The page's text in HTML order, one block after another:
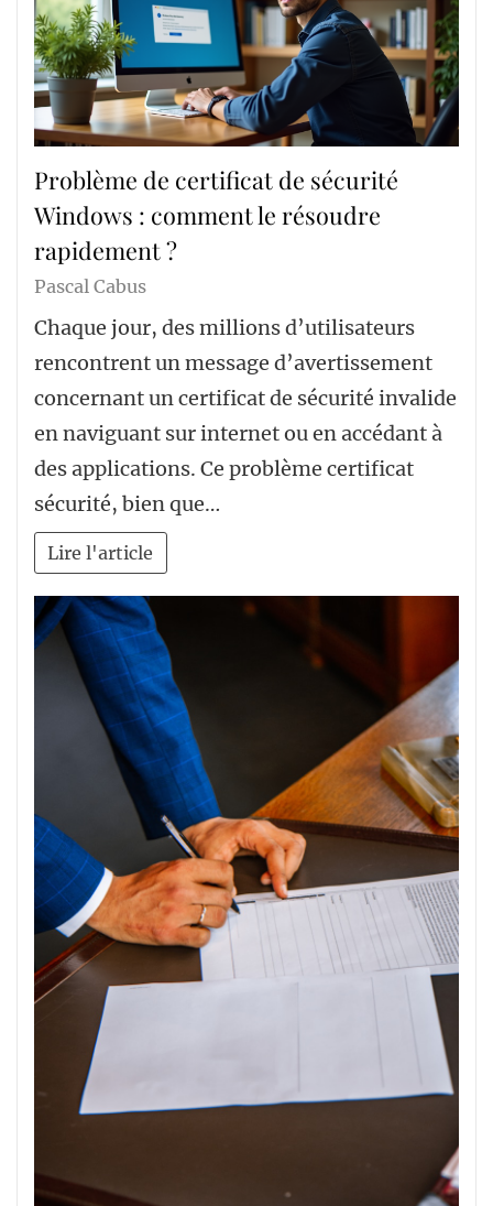
Problème de certificat de sécurité
Windows : comment le résoudre
rapidement ?
Pascal Cabus
Chaque jour, des millions d’utilisateurs
rencontrent un message d’avertissement
concernant un certificat de sécurité invalide
en naviguant sur internet ou en accédant à
des applications. Ce problème certificat
sécurité, bien que…
Lire l'article